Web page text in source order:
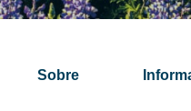
Sobre